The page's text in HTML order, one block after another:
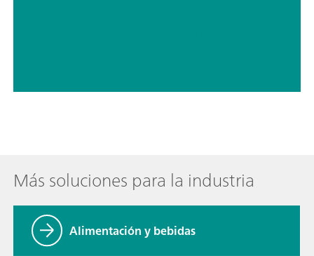
Más soluciones para la industria
Alimentación y bebidas